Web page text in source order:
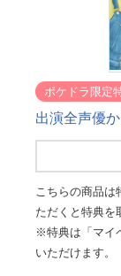
ポケドラ限定
出演全声優
こちらの商品は
ただくと特典を
※特典は「マイ
いただけます。